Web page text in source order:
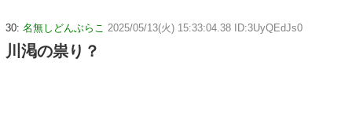
30: 名無しどんぶらこ 2025/05/13(火) 15:33:04.38 ID:3UyQEdJs0
川渇の祟り？